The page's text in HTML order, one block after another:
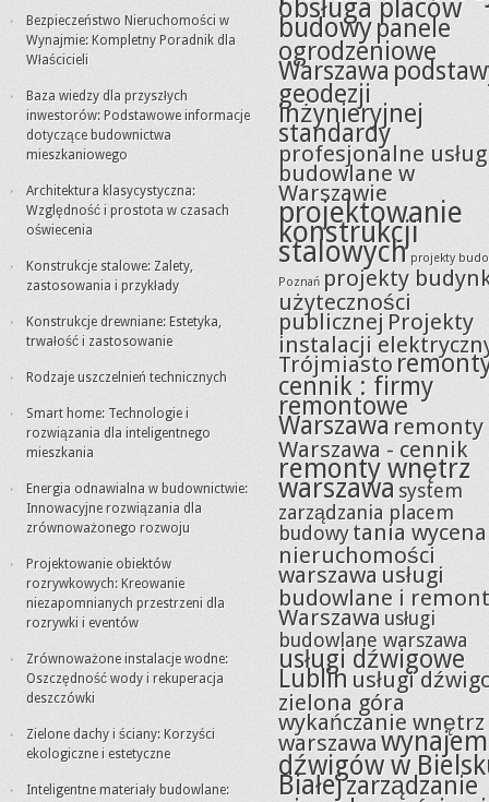
Bezpieczeństwo Nieruchomości w
Wynajmie: Kompletny Poradnik dla
Właścicieli
Baza wiedzy dla przyszłych
inwestorów: Podstawowe informacje
dotyczące budownictwa
mieszkaniowego
Architektura klasycystyczna:
Względność i prostota w czasach
oświecenia
Konstrukcje stalowe: Zalety,
zastosowania i przykłady
Konstrukcje drewniane: Estetyka,
trwałość i zastosowanie
Rodzaje uszczelnień technicznych
Smart home: Technologie i
rozwiązania dla inteligentnego
mieszkania
Energia odnawialna w budownictwie:
Innowacyjne rozwiązania dla
zrównoważonego rozwoju
Projektowanie obiektów
rozrywkowych: Kreowanie
niezapomnianych przestrzeni dla
rozrywki i eventów
Zrównoważone instalacje wodne:
Oszczędność wody i rekuperacja
deszczówki
Zielone dachy i ściany: Korzyści
ekologiczne i estetyczne
Inteligentne materiały budowlane:
obsługa placów
budowypanele
ogrodzeniowe
Warszawa
geodezji
inżynieryjnej
standardy
profesjonalne
budowlane w
Warszawie
projektowanie
konstrukcji
stalowych projekty
Poznań projekty
użyteczności
publicznej Projekty
instalacji
Trójmiasto
cennik : firmy
remontowe
Warszawa remonty
Warszawa - cennik
remonty wnętrz
warszawasystem
zarządzania placem
budowytania wycena
nieruchomości
warszawa usługi
budowlane i
Warszawa usługi
budowlane warszawa
usługi dźwigowe
Lublin usługi
zielona góra
wykańczanie wnętrz
warszawawynajem
dźwigów w
Białejzarządzanie